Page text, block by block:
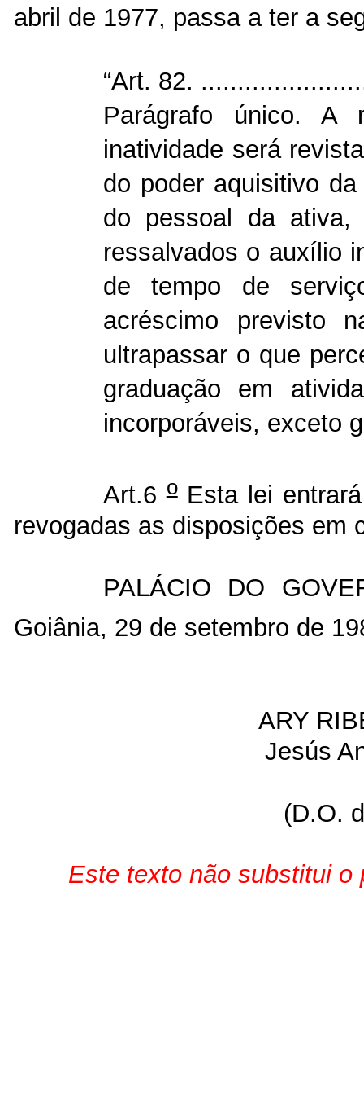
abril de 1977, passa a ter a
“Art. 82.
Parágrafo único. A
inatividade será
do poder aquisitivo
do pessoal da ativa,
ressalvados o auxílio
de tempo de
acréscimo previsto
ultrapassar o que
graduação em
incorporáveis, exceto
Art.6oEsta lei
revogadas as disposições em
PALÁCIO DO
Goiânia, 29 de setembro de
ARY
Jesús
(D.O.
Este texto não substitui o